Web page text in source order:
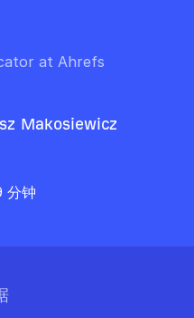
at Ahrefs
Makosiewicz
分钟